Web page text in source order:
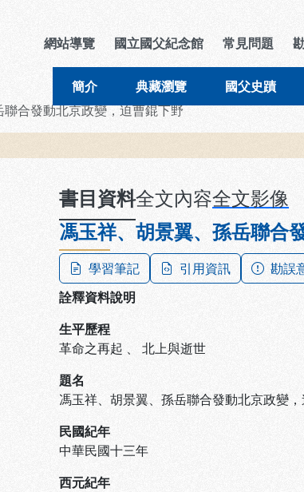
網站導覽 國立國父紀念館 常見問題
簡介 典藏瀏覽 國父史蹟
合發動北京政變，迫曹錕下野
書目資料全文內容全文影像
馮玉祥、胡景翼、孫岳聯合
學習筆記 引用資訊 勘誤
詮釋資料說明
生平歷程
革命之再起 、 北上與逝世
題名
馮玉祥、胡景翼、孫岳聯合發動北京政變
民國紀年
中華民國十三年
西元紀年